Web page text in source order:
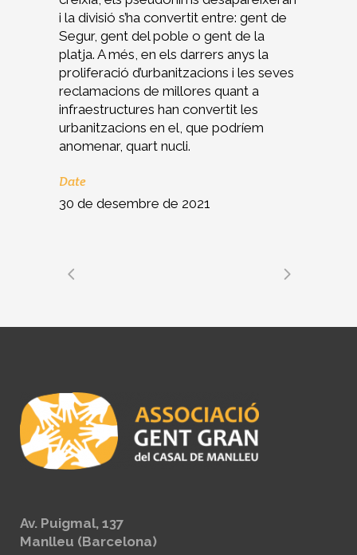
i la divisió s’ha convertit entre: gent de
Segur, gent del poble o gent de la
platja. A més, en els darrers anys la
proliferació d’urbanitzacions i les seves
reclamacions de millores quant a
infraestructures han convertit les
urbanitzacions en el, que podríem
anomenar, quart nucli.
Date
30 de desembre de 2021
Av. Puigmal, 137
Manlleu (Barcelona)